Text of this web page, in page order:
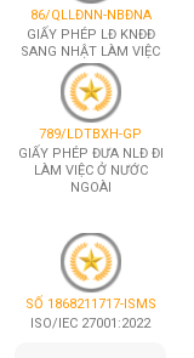
86/QLLĐNN-NBĐNA
GIẤY PHÉP LĐ KNĐĐ
SANG NHẬT LÀM VIỆC
789/LDTBXH-GP
GIẤY PHÉP ĐƯA NLĐ ĐI
LÀM VIỆC Ở NƯỚC
NGOÀI
SỐ 1868211717-ISMS
ISO/IEC 27001:2022